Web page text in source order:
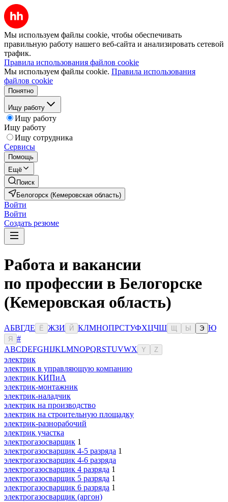
Мы используем файлы cookie, чтобы обеспечивать
правильную работу нашего веб-сайта и анализировать сетевой
трафик.
Правила использования файлов cookie
Мы используем файлы cookie. Правила использования
файлов cookie
Понятно
Ищу работу
Ищу работу
Ищу работу
Ищу сотрудника
Сервисы
Помощь
Ещё
Поиск
Белогорск (Кемеровская область)
Войти
Войти
Создать резюме
Работа и вакансии
по профессии в Белогорске
(Кемеровская область)
АБВГДЕ Ё ЖЗИ Й КЛМНОПРСТУФХЦЧШ Ы Э Ю
Я
#
ABCDEFGHIJKLMNOPQRSTUVWX Y Z
электрик
электрик в управляющую компанию
электрик КИПиА
электрик-монтажник
электрик-наладчик
электрик на производство
электрик на строительную площадку
электрик-разнорабочий
электрик участка
электрогазосварщик 1
электрогазосварщик 4-5 разряда 1
электрогазосварщик 4-6 разряда
электрогазосварщик 4 разряда 1
электрогазосварщик 5 разряда 1
электрогазосварщик 6 разряда 1
электрогазосварщик (аргон)